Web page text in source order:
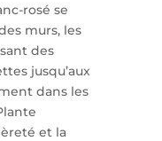
rosé se
murs, les
des
jusqu’aux
dans les
et la